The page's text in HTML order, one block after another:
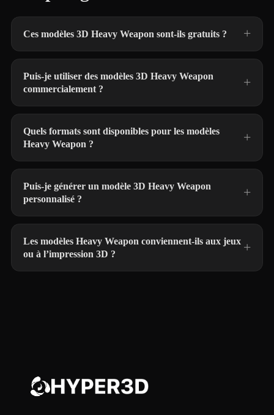
Ces modèles 3D Heavy Weapon sont-ils gratuits ?
Puis-je utiliser des modèles 3D Heavy Weapon
commercialement ?
Quels formats sont disponibles pour les modèles
Heavy Weapon ?
Puis-je générer un modèle 3D Heavy Weapon
personnalisé ?
Les modèles Heavy Weapon conviennent-ils aux jeux
ou à l’impression 3D ?